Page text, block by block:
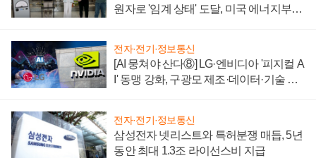
원자로 '임계 상태' 도달, 미국 에너지부
전자·전기·정보통신
[AI 뭉쳐야 산다⑧] LG·엔비디아 '피지컬 A
I' 동맹 강화, 구광모 제조·데이터·기술 결
전자·전기·정보통신
삼성전자 넷리스트와 특허분쟁 매듭, 5년
동안 최대 1.3조 라이선스비 지급